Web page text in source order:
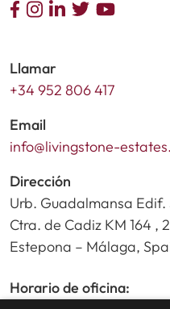
Llamar
+34 952 806 417
Email
info@livingstone-
Dirección
Urb. Guadalmansa Edif.
Ctra. de Cadiz KM 164 ,
Estepona – Málaga,
Horario de oficina: